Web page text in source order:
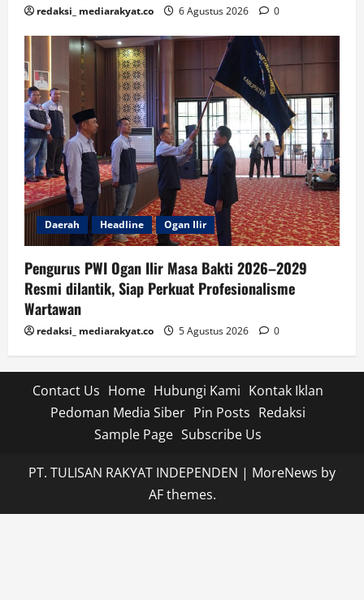
redaksi_ mediarakyat.co 6 Agustus 2026 0
Daerah Headline Ogan Ilir
Pengurus PWI Ogan Ilir Masa Bakti 2026–2029
Resmi dilantik, Siap Perkuat Profesionalisme
Wartawan
redaksi_ mediarakyat.co 5 Agustus 2026 0
Contact Us Home Hubungi Kami Kontak Iklan
Pedoman Media Siber Pin Posts Redaksi
Sample Page Subscribe Us
PT. TULISAN RAKYAT INDEPENDEN | MoreNews by
AF themes.